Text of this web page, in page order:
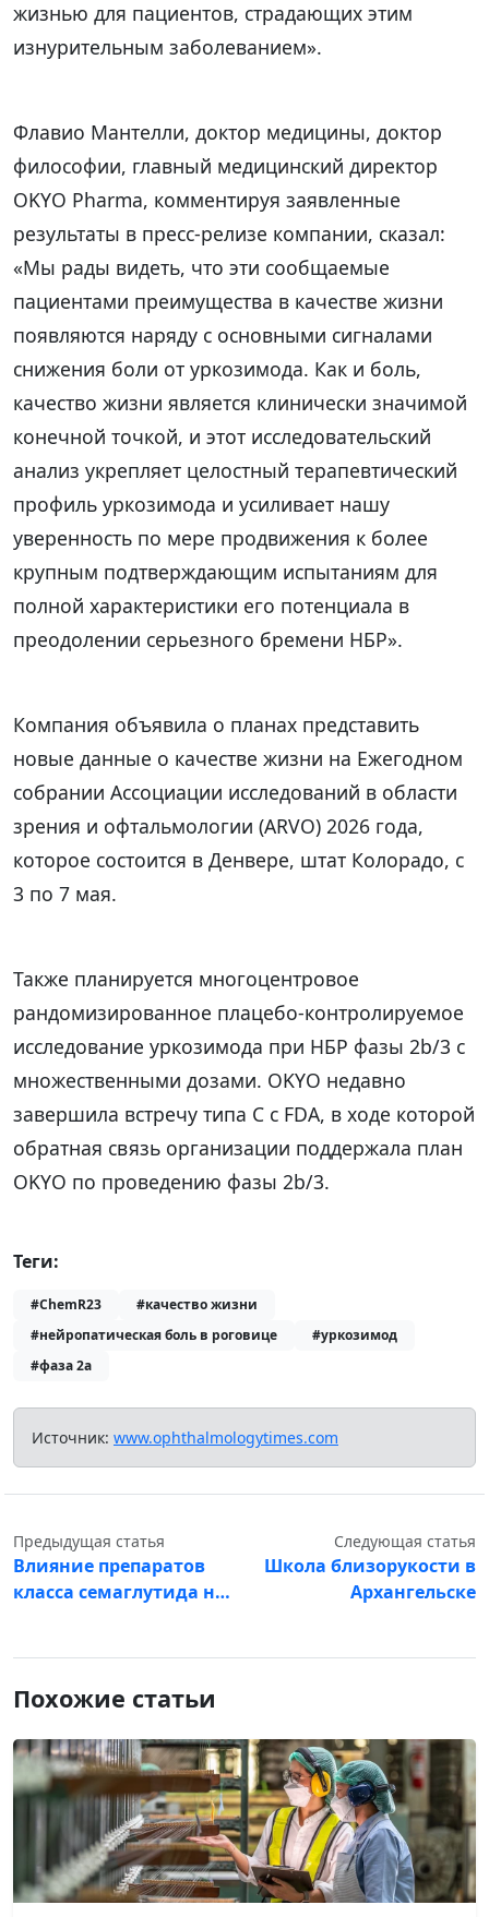
жизнью для пациентов, страдающих этим
изнурительным заболеванием».
Флавио Мантелли, доктор медицины, доктор
философии, главный медицинский директор
OKYO Pharma, комментируя заявленные
результаты в пресс-релизе компании, сказал:
«Мы рады видеть, что эти сообщаемые
пациентами преимущества в качестве жизни
появляются наряду с основными сигналами
снижения боли от уркозимода. Как и боль,
качество жизни является клинически значимой
конечной точкой, и этот исследовательский
анализ укрепляет целостный терапевтический
профиль уркозимода и усиливает нашу
уверенность по мере продвижения к более
крупным подтверждающим испытаниям для
полной характеристики его потенциала в
преодолении серьезного бремени НБР».
Компания объявила о планах представить
новые данные о качестве жизни на Ежегодном
собрании Ассоциации исследований в области
зрения и офтальмологии (ARVO) 2026 года,
которое состоится в Денвере, штат Колорадо, с
3 по 7 мая.
Также планируется многоцентровое
рандомизированное плацебо-контролируемое
исследование уркозимода при НБР фазы 2b/3 с
множественными дозами. OKYO недавно
завершила встречу типа C с FDA, в ходе которой
обратная связь организации поддержала план
OKYO по проведению фазы 2b/3.
Теги:
#ChemR23
#качество жизни
#нейропатическая боль в роговице
#уркозимод
#фаза 2a
Источник: www.ophthalmologytimes.com
Предыдущая статья
Влияние препаратов
класса семаглутида н…
Следующая статья
Школа близорукости в
Архангельске
Похожие статьи